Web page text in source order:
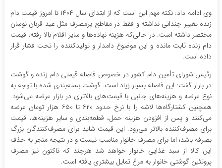
وی ادامه داد: نکته مهم این است که از ابتدای سال ۱۴۰۴ تا امروز قیمت دام
زنده تغییر چندانی نداشته و فقط در مقاطع پرمصرف مثل عید قربان نوسان
مختصر داشته است. در حالی‌که هزینه نهاده‌ها و سایر اقلام بالا رفته، قیمت
دام زنده ثابت مانده و این موضوع دامدار و تولیدکننده را تحت فشار قرار
داده است.
رئیس شورای تأمین دام کشور در خصوص فاصله قیمتی دام زنده و گوشت
در بازار گفت: این فاصله بسیار زیاد است. گوشت بسته‌بندی شده با توجه به
نوع عرضه و هزینه‌های جانبی با قیمت‌های بالاتری در بازار عرضه می‌شود.
همچنین کشتارگاه‌ها لاشه را با نرخ حدود ۶۲۰ تا ۶۵۰ هزار تومان عرضه
می‌کنند و پس از افزودن هزینه حمل، قطعه‌بندی و سایر هزینه‌ها، قیمت
برای مصرف‌کننده بالاتر می‌رود. این قیمت شاید برای مصرف‌کنندگان بزرگ
بصرفه باشد؛ اما برای مصرف خانوار مناسب نیست و در نتیجه منجر به حذف
این کالا از سبد غذایی خانوار خواهد شد هرچند که تاکنون نیز مصرف
پروتئین گوشتی خانوار به مرغ تمایل بیشتری یافته است.